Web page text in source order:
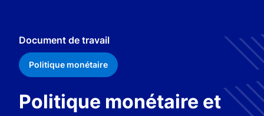
Document de travail
Politique monétaire
Politique monétaire et